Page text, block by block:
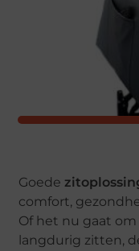
Goede
comfort,
Of het nu gaat
langdurig zitten,